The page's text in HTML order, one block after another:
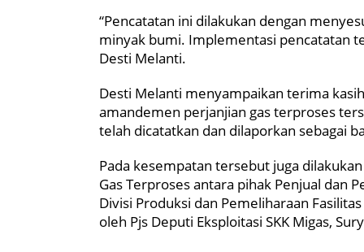
“Pencatatan ini dilakukan dengan
minyak bumi. Implementasi pencatatan
Desti Melanti.
Desti Melanti menyampaikan terima
amandemen perjanjian gas terproses
telah dicatatkan dan dilaporkan sebagai
Pada kesempatan tersebut juga
Gas Terproses antara pihak Penjual dan
Divisi Produksi dan Pemeliharaan
oleh Pjs Deputi Eksploitasi SKK Migas,